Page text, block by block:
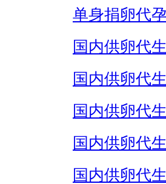
单身捐卵代
国内供卵代
国内供卵代
国内供卵代
国内供卵代
国内供卵代